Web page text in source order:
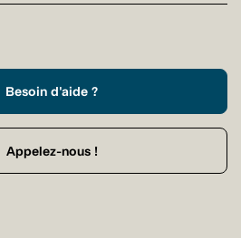
Besoin d'aide ?
Appelez-nous !